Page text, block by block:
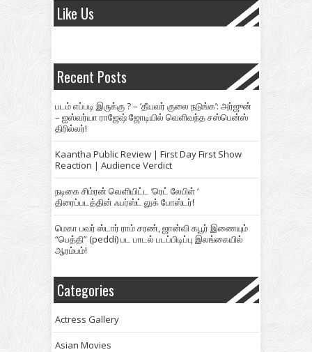
Like Us
Recent Posts
படம் எப்படி இருக்கு ? – ‘தீயவர் குலை நடுங்க’: அர்ஜுன்
– ஐஸ்வர்யா ராஜேஷ் ஜோடியில் வெளிவந்த சஸ்பென்ஸ்
திரில்லர்!
Kaantha Public Review | First Day First Show
Reaction | Audience Verdict
நடிகை சிம்ரன் வெளியிட்ட ‘ரெட் லேபிள் ‘
திரைப்படத்தின் ஃபர்ஸ்ட் லுக் போஸ்டர்!
மெகா பவர் ஸ்டார் ராம் சரண், ஜான்வி கபூர் இணையும்
“பெத்தி” (peddi) பட பாடல் படப்பிடிப்பு இலங்கையில்
ஆரம்பம்!
Categories
Actress Gallery
Asian Movies